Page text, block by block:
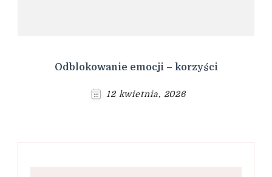
Odblokowanie emocji – korzyści
12 kwietnia, 2026